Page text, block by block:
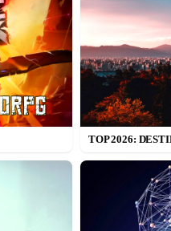
TOP 2026: